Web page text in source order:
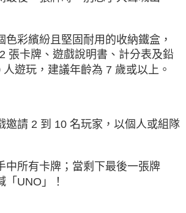
色彩繽紛且堅固耐用的收納鐵盒，
張卡牌、遊戲說明書、計分表及鉛
遊玩，建議年齡為 7 歲或以上。
邀請 2 到 10 名玩家，以個人或組隊
中所有卡牌；當剩下最後一張牌
「UNO」！